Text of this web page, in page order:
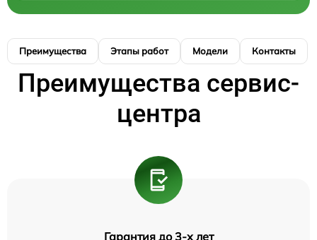
Преимущества Этапы работ Модели Контакты
Преимущества сервис-
центра
Гарантия до 3-х лет